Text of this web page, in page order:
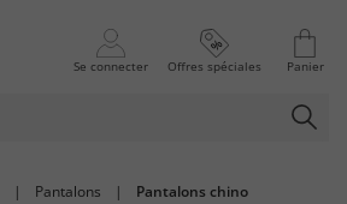
Se connecter Offres spéciales Panier
| Pantalons | Pantalons chino